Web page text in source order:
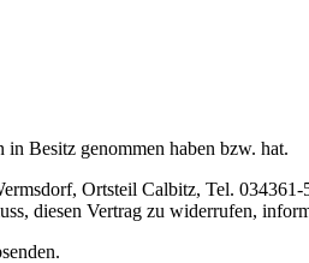
Besitz genommen haben bzw. hat.
Ortsteil Calbitz, Tel.
diesen Vertrag zu widerrufen,